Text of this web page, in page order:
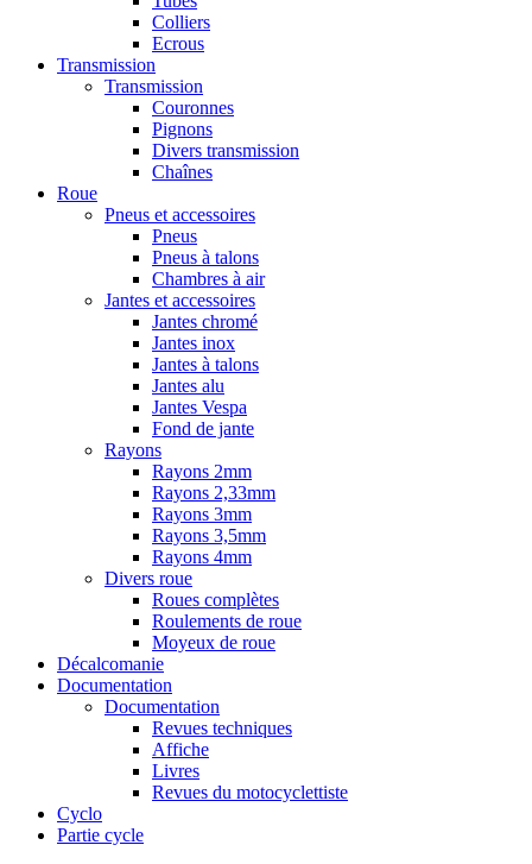
Colliers
Ecrous
Transmission
Transmission
Couronnes
Pignons
Divers transmission
Chaînes
Roue
Pneus et accessoires
Pneus
Pneus à talons
Chambres à air
Jantes et accessoires
Jantes chromé
Jantes inox
Jantes à talons
Jantes alu
Jantes Vespa
Fond de jante
Rayons
Rayons 2mm
Rayons 2,33mm
Rayons 3mm
Rayons 3,5mm
Rayons 4mm
Divers roue
Roues complètes
Roulements de roue
Moyeux de roue
Décalcomanie
Documentation
Documentation
Revues techniques
Affiche
Livres
Revues du motocyclettiste
Cyclo
Partie cycle